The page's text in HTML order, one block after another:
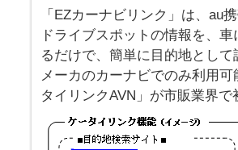
「EZカーナビリンク」は、au
ドライブスポットの情報を、
るだけで、簡単に目的地とし
メーカのカーナビでのみ利用
タイリンクAVN」が市販業界